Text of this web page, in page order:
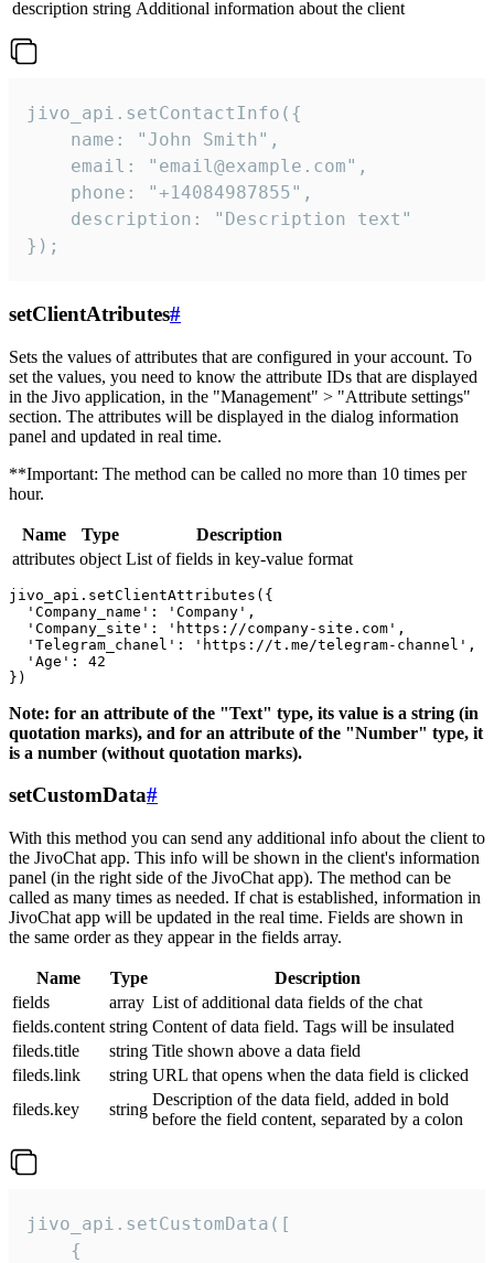
description string Additional information about the client
jivo_api.setContactInfo({
    name: "John Smith",
    email: "email@example.com",
    phone: "+14084987855",
    description: "Description text"
});
setClientAtributes#
Sets the values ​​of attributes that are configured in your account. To
set the values, you need to know the attribute IDs that are displayed
in the Jivo application, in the "Management" > "Attribute settings"
section. The attributes will be displayed in the dialog information
panel and updated in real time.
**Important: The method can be called no more than 10 times per
hour.
Name Type
Description
attributes object List of fields in key-value format
jivo_api.setClientAttributes({
  'Company_name': 'Company',
  'Company_site': 'https://company-site.com',
  'Telegram_chanel': 'https://t.me/telegram-channel',
  'Age': 42
Note: for an attribute of the "Text" type, its value is a string (in
quotation marks), and for an attribute of the "Number" type, it
is a number (without quotation marks).
setCustomData#
With this method you can send any additional info about the client to
the JivoChat app. This info will be shown in the client's information
panel (in the right side of the JivoChat app). The method can be
called as many times as needed. If chat is established, information in
JivoChat app will be updated in the real time. Fields are shown in
the same order as they appear in the fields array.
Name Type
Description
fields
array List of additional data fields of the chat
fields.content string Content of data field. Tags will be insulated
fileds.title
string Title shown above a data field
fileds.link
string URL that opens when the data field is clicked
fileds.key
string
Description of the data field, added in bold
before the field content, separated by a colon
jivo_api.setCustomData([
    {